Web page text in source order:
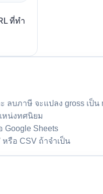
ที่ทำ
ลบภาษี จะแปลง gross เป็น
หน่งทศนิยม
Google Sheets
รือ CSV ถ้าจำเป็น